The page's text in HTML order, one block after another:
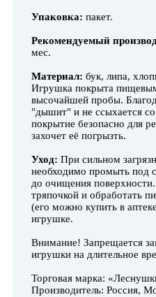
Упаковка: пакет.
Рекомендуемый
мес.
Материал: бук, липа,
Игрушка покрыта
высочайшей пробы.
"дышит" и не ссыхается
покрытие безопасно для
захочет её погрызть.
Уход: При сильном
необходимо промыть под
до очищения
тряпочкой и обработать
(его можно купить в
игрушке.
Внимание! Запрещается
игрушки на длительное
Торговая марка:
Производитель: Россия,